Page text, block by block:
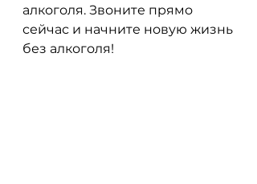
алкоголя. Звоните прямо
сейчас и начните новую жизнь
без алкоголя!